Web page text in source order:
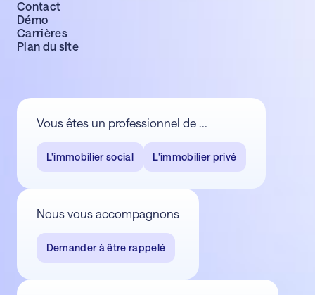
Contact
Démo
Carrières
Plan du site
Vous êtes un professionnel de ...
L'immobilier social L'immobilier privé
Nous vous accompagnons
Demander à être rappelé